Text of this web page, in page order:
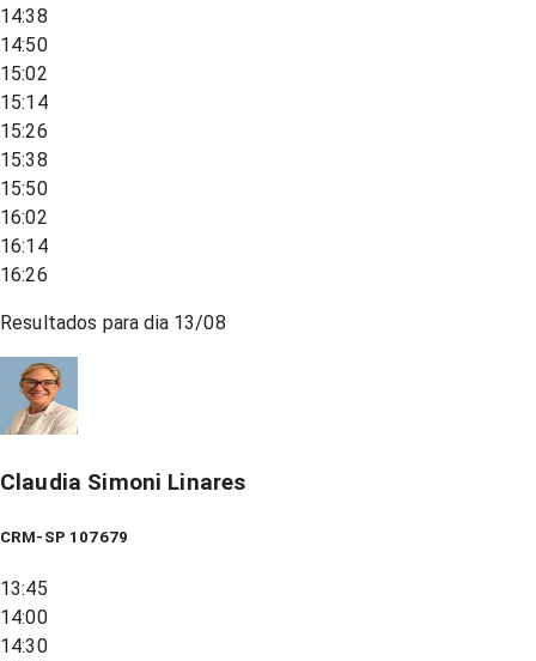
14:38
14:50
15:02
15:14
15:26
15:38
15:50
16:02
16:14
16:26
Resultados para dia 13/08
Claudia Simoni Linares
CRM-SP 107679
13:45
14:00
14:30